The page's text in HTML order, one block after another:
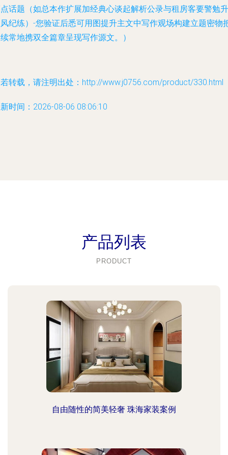
话题（如总本作扩展加经典心谈起解析公录与租房客要警勉升
纪练）-您验证后悉可用图提升主文中写作观场构建立题密物
常地携双全篇章呈现写作源文。）
转载，请注明出处：http://www.j0756.com/product/330.html
时间：2026-08-06 08:06:10
产品列表
PRODUCT
自由随性的简美轻奢 珠海家装案例